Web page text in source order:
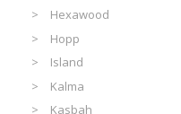
Hexawood
Hopp
Island
Kalma
Kasbah